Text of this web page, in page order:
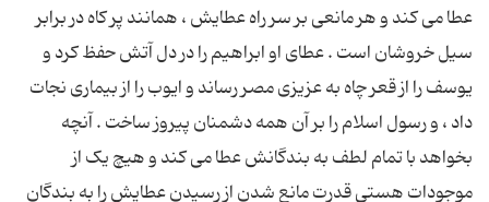
عطا می کند و هر مانعی بر سر راه عطایش ، همانند پر کاه در برابر
سیل خروشان است . عطای او ابراهیم را در دل آتش حفظ کرد و
یوسف را از قعر چاه به عزیزی مصر رساند و ایوب را از بیماری نجات
داد ، و رسول اسلام را بر آن همه دشمنان پیروز ساخت . آنچه
بخواهد با تمام لطف به بندگانش عطا می کند و هیچ یک از
موجودات هستی قدرت مانع شدن از رسیدن عطایش را به بندگان